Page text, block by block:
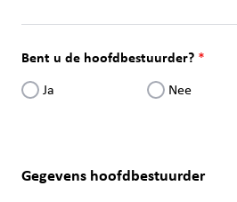
Bent u de hoofdbestuurder?
Ja Nee
Gegevens hoofdbestuurder